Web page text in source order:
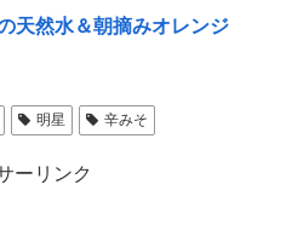
天然水＆朝摘みオレンジ
明星 辛みそ
ーリンク